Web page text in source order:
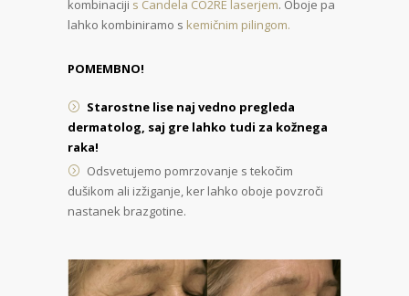
kombinaciji s Candela CO2RE laserjem. Oboje pa
lahko kombiniramo s kemičnim pilingom.
POMEMBNO!
Starostne lise naj vedno pregleda
dermatolog, saj gre lahko tudi za kožnega
raka!
Odsvetujemo pomrzovanje s tekočim
dušikom ali izžiganje, ker lahko oboje povzroči
nastanek brazgotine.